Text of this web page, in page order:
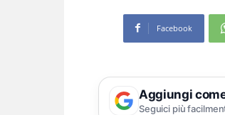
Facebook
Aggiungi
Seguici più